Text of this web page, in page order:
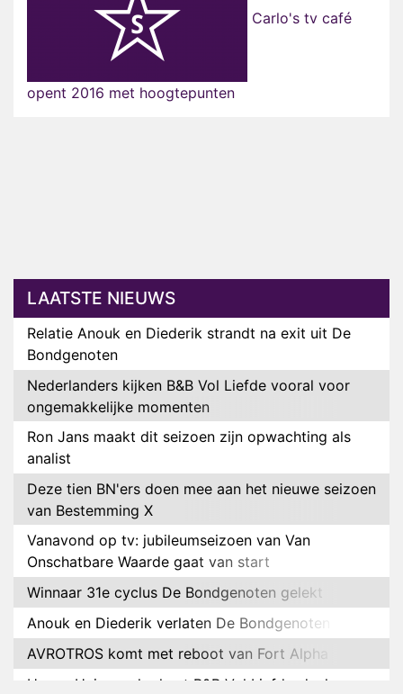
Carlo's tv café
opent 2016 met hoogtepunten
LAATSTE NIEUWS
Relatie Anouk en Diederik strandt na exit uit De
Bondgenoten
Nederlanders kijken B&B Vol Liefde vooral voor
ongemakkelijke momenten
Ron Jans maakt dit seizoen zijn opwachting als
analist
Deze tien BN'ers doen mee aan het nieuwe seizoen
van Bestemming X
Vanavond op tv: jubileumseizoen van Van
Onschatbare Waarde gaat van start
Winnaar 31e cyclus De Bondgenoten gelekt
Anouk en Diederik verlaten De Bondgenoten
AVROTROS komt met reboot van Fort Alpha
Henny Huisman herkent B&B Vol Liefde-deelnemer